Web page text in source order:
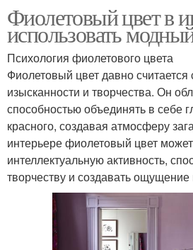
Фиолетовый цвет в
использовать
Психология фиолетового цвета
Фиолетовый цвет давно
изысканности и творчества. Он
способностью объединять в себе
красного, создавая атмосферу
интерьере фиолетовый цвет
интеллектуальную активность,
творчеству и создавать